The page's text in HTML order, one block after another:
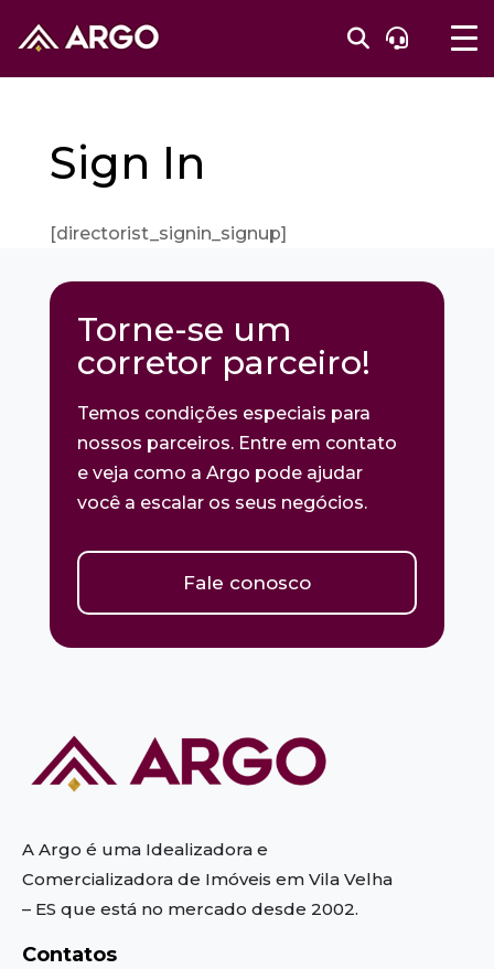
Sign In
[directorist_signin_signup]
Torne-se um
corretor parceiro!
Temos condições especiais para
nossos parceiros. Entre em contato
e veja como a Argo pode ajudar
você a escalar os seus negócios.
Fale conosco
A Argo é uma Idealizadora e
Comercializadora de Imóveis em Vila Velha
– ES que está no mercado desde 2002.
Contatos